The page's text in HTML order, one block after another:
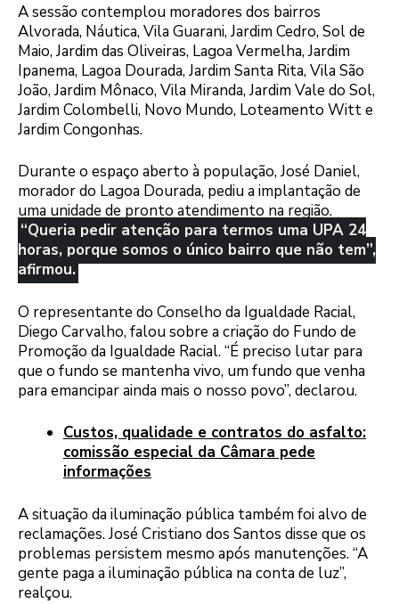
A sessão contemplou moradores dos bairros
Alvorada, Náutica, Vila Guarani, Jardim Cedro, Sol de
Maio, Jardim das Oliveiras, Lagoa Vermelha, Jardim
Ipanema, Lagoa Dourada, Jardim Santa Rita, Vila São
João, Jardim Mônaco, Vila Miranda, Jardim Vale do Sol,
Jardim Colombelli, Novo Mundo, Loteamento Witt e
Jardim Congonhas.
Durante o espaço aberto à população, José Daniel,
morador do Lagoa Dourada, pediu a implantação de
uma unidade de pronto atendimento na região.
“Queria pedir atenção para termos uma UPA 24
horas, porque somos o único bairro que não tem”,
afirmou.
O representante do Conselho da Igualdade Racial,
Diego Carvalho, falou sobre a criação do Fundo de
Promoção da Igualdade Racial. “É preciso lutar para
que o fundo se mantenha vivo, um fundo que venha
para emancipar ainda mais o nosso povo”, declarou.
Custos, qualidade e contratos do asfalto:
comissão especial da Câmara pede
informações
A situação da iluminação pública também foi alvo de
reclamações. José Cristiano dos Santos disse que os
problemas persistem mesmo após manutenções. “A
gente paga a iluminação pública na conta de luz”,
realçou.